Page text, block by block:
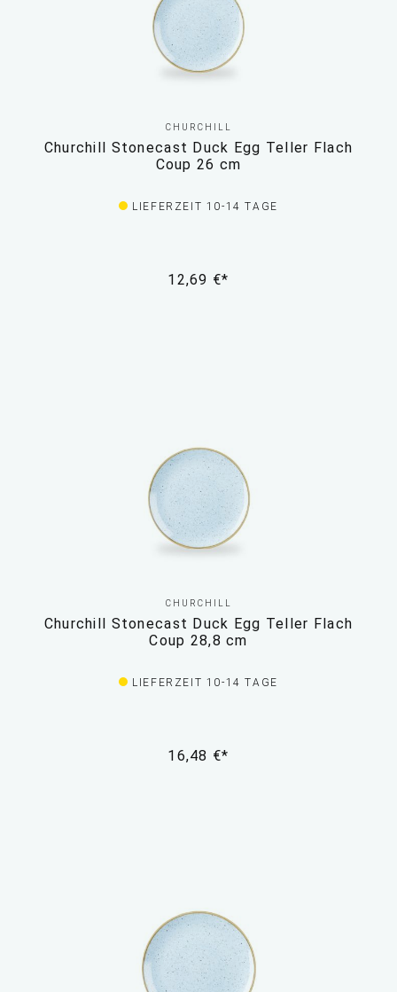
CHURCHILL
Churchill Stonecast Duck Egg Teller Flach
Coup 26 cm
LIEFERZEIT 10-14 TAGE
12,69 €*
CHURCHILL
Churchill Stonecast Duck Egg Teller Flach
Coup 28,8 cm
LIEFERZEIT 10-14 TAGE
16,48 €*